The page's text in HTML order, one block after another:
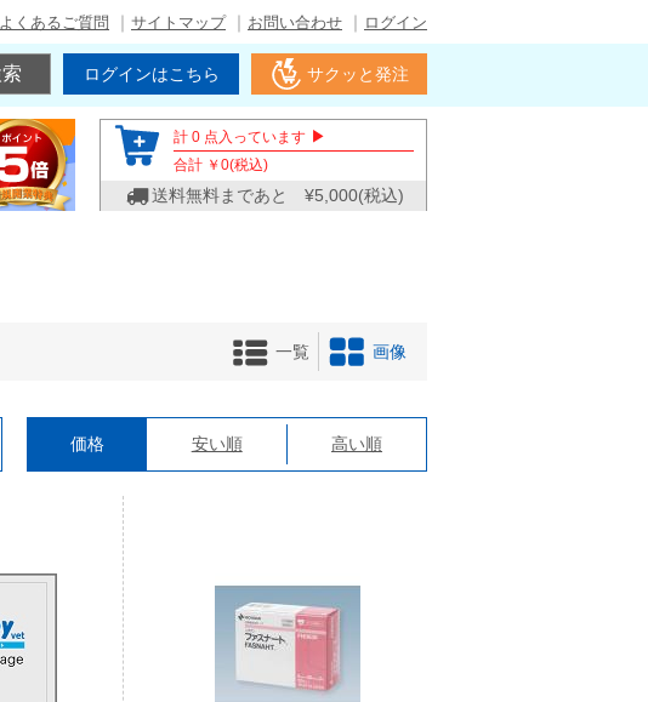
よくあるご質問 サイトマップ お問い合わせ ログイン
ログインはこちら サクッと発注
計 0 点入っています ▶
合計 ￥ 0(税込)
送料無料まであと ¥5,000(税込)
一覧 画像
価格 安い順 高い順